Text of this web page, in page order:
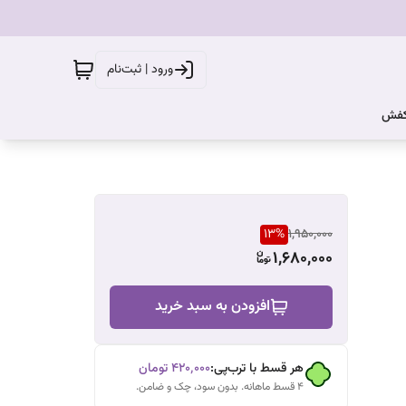
ورود | ثبت‌نام
1,950,000
13%
1,680,000
افزودن به سبد خرید
هر قسط با ترب‌پی:۴۲۰٬۰۰۰تومان
۴ قسط ماهانه. بدون سود، چک و ضامن.